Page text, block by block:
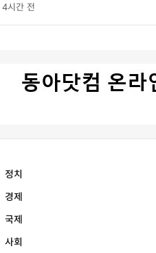
4시간 전
정치
경제
국제
사회